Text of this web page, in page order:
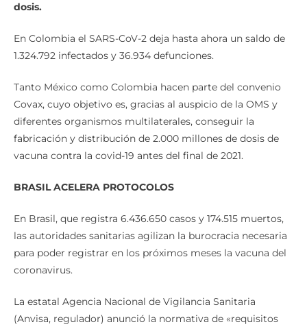
dosis.
En Colombia el SARS-CoV-2 deja hasta ahora un saldo de
1.324.792 infectados y 36.934 defunciones.
Tanto México como Colombia hacen parte del convenio
Covax, cuyo objetivo es, gracias al auspicio de la OMS y
diferentes organismos multilaterales, conseguir la
fabricación y distribución de 2.000 millones de dosis de
vacuna contra la covid-19 antes del final de 2021.
BRASIL ACELERA PROTOCOLOS
En Brasil, que registra 6.436.650 casos y 174.515 muertos,
las autoridades sanitarias agilizan la burocracia necesaria
para poder registrar en los próximos meses la vacuna del
coronavirus.
La estatal Agencia Nacional de Vigilancia Sanitaria
(Anvisa, regulador) anunció la normativa de «requisitos